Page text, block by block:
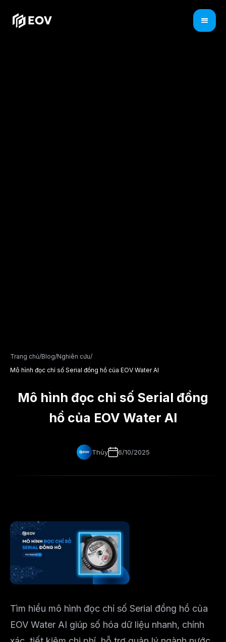
Trang chủ/Blog/Nghiên cứu/
Mô hình đọc chỉ số Serial đồng hồ của EOV Water AI
Mô hình đọc chỉ số Serial đồng
hồ của EOV Water AI
Thủy 6/10/2025
Tìm hiểu mô hình đọc chỉ số Serial đồng hồ của
EOV Water AI giúp số hóa dữ liệu nhanh, chính